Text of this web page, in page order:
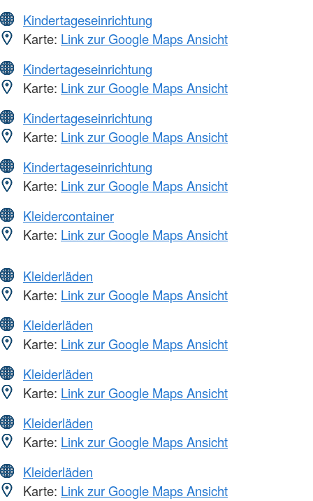
Kindertageseinrichtung
Karte: Link zur Google Maps Ansicht
Kindertageseinrichtung
Karte: Link zur Google Maps Ansicht
Kindertageseinrichtung
Karte: Link zur Google Maps Ansicht
Kindertageseinrichtung
Karte: Link zur Google Maps Ansicht
Kleidercontainer
Karte: Link zur Google Maps Ansicht
Kleiderläden
Karte: Link zur Google Maps Ansicht
Kleiderläden
Karte: Link zur Google Maps Ansicht
Kleiderläden
Karte: Link zur Google Maps Ansicht
Kleiderläden
Karte: Link zur Google Maps Ansicht
Kleiderläden
Karte: Link zur Google Maps Ansicht